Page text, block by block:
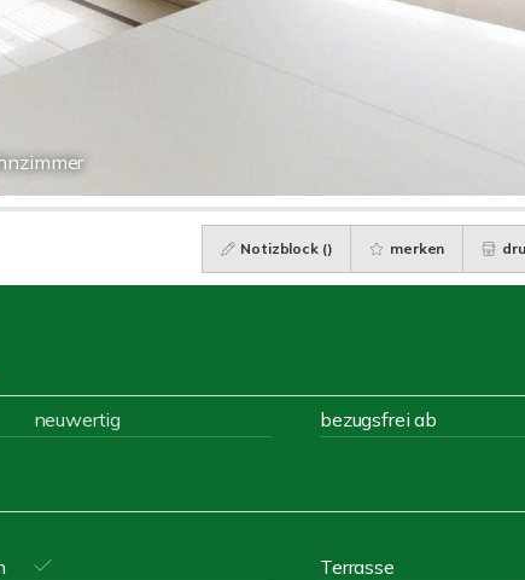
Notizblock () merken
neuwertig bezugsfrei ab
Terrasse